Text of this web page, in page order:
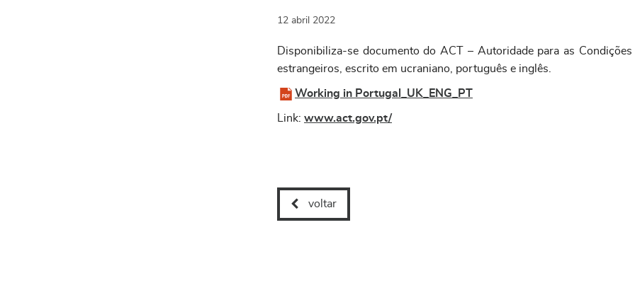
12 abril 2022
Disponibiliza-se documento do ACT – Autoridade para as
estrangeiros, escrito em ucraniano, português e inglês.
Working in Portugal_UK_ENG_PT
Link: www.act.gov.pt/
voltar